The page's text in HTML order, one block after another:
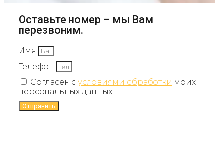
Оставьте номер – мы Вам
перезвоним.
Имя
Телефон
Согласен с условиями обработки моих
персональных данных.
Отправить